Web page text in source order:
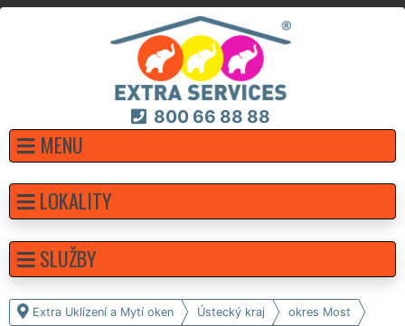
800 66 88 88
MENU
Extra Uklízení a Mytí oken Ústecký kraj okres Most
LOKALITY
SLUŽBY